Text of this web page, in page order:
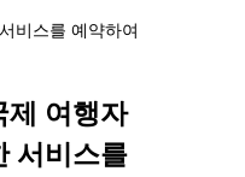
비스를 예약하여
제 여행자
서비스를